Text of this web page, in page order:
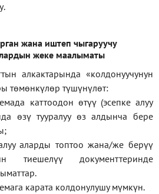
.
жана иштеп чыгаруучу
жеке маалыматы
алкактарында«колдонуучунун
төмөнкүлөр түшүнүлөт:
каттоодон өтүү (эсепке алуу
өзү тууралуу өз алдынча бере
аларды топтоо жана/же берүү
тиешелүү документтеринде
карата колдонулушу мүмкүн.